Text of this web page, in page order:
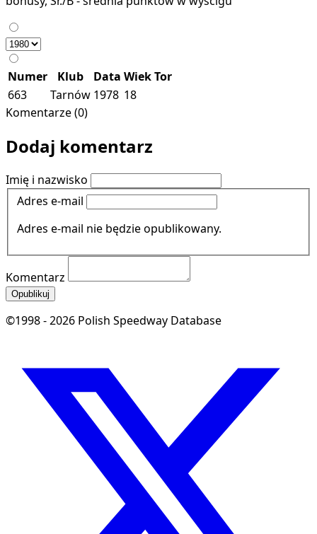
Numer Klub Data WiekTor
663
Tarnów 1978 18
Komentarze (0)
Dodaj komentarz
Imię i nazwisko
Adres e-mail
Adres e-mail nie będzie opublikowany.
Komentarz
Opublikuj
©1998 - 2026 Polish Speedway Database